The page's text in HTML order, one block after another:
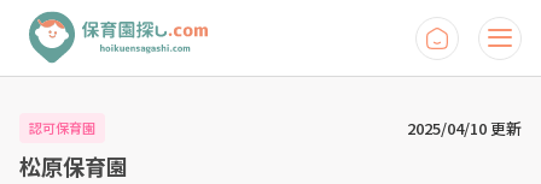
認可保育園 2025/04/10 更新
松原保育園